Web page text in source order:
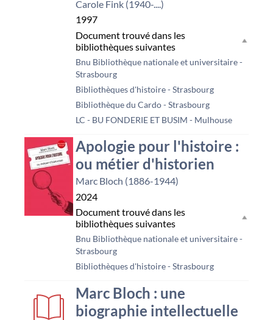
Carole Fink (1940-....)
1997
Document trouvé dans les
bibliothèques suivantes
Bnu Bibliothèque nationale et universitaire -
Strasbourg
Bibliothèques d'histoire - Strasbourg
Bibliothèque du Cardo - Strasbourg
LC - BU FONDERIE ET BUSIM - Mulhouse
Apologie pour l'histoire :
ou métier d'historien
Marc Bloch (1886-1944)
2024
Document trouvé dans les
bibliothèques suivantes
Bnu Bibliothèque nationale et universitaire -
Strasbourg
Bibliothèques d'histoire - Strasbourg
Marc Bloch : une
biographie intellectuelle